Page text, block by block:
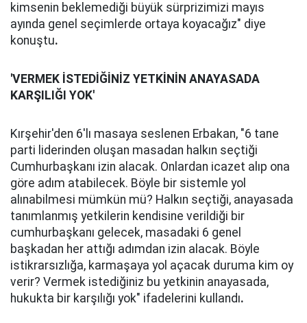
kimsenin beklemediği büyük sürprizimizi mayıs
ayında genel seçimlerde ortaya koyacağız" diye
konuştu.
'VERMEK İSTEDİĞİNİZ YETKİNİN ANAYASADA
KARŞILIĞI YOK'
Kırşehir'den 6'lı masaya seslenen Erbakan, "6 tane
parti liderinden oluşan masadan halkın seçtiği
Cumhurbaşkanı izin alacak. Onlardan icazet alıp ona
göre adım atabilecek. Böyle bir sistemle yol
alınabilmesi mümkün mü? Halkın seçtiği, anayasada
tanımlanmış yetkilerin kendisine verildiği bir
cumhurbaşkanı gelecek, masadaki 6 genel
başkadan her attığı adımdan izin alacak. Böyle
istikrarsızlığa, karmaşaya yol açacak duruma kim oy
verir? Vermek istediğiniz bu yetkinin anayasada,
hukukta bir karşılığı yok" ifadelerini kullandı.